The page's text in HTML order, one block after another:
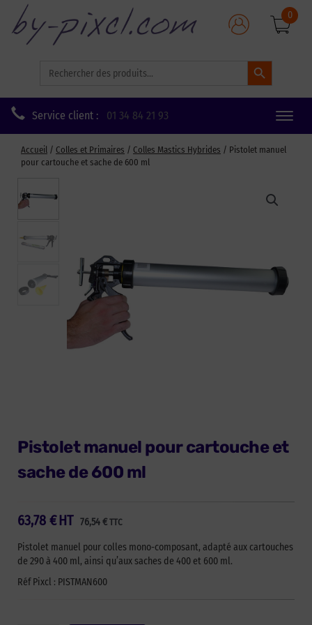
for:
Search Button
0
Service client : 01 34 84 21 93
Toggle
Accueil / Colles et Primaires / Colles Mastics Hybrides / Pistolet manuel
pour cartouche et sache de 600 ml
Pistolet manuel pour cartouche et
sache de 600 ml
63,78 € 76,54€ TTC
HT
Pistolet manuel pour colles mono-composant, adapté aux cartouches
de 290 à 400 ml, ainsi qu’aux saches de 400 et 600 ml.
Réf Pixcl : PISTMAN600